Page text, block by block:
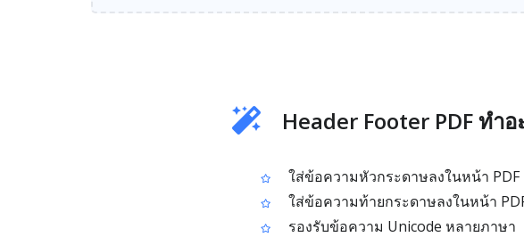
Header Footer PDF ทำอ
ใส่ข้อความหัวกระดาษลงในหน้า PDF
ใส่ข้อความท้ายกระดาษลงในหน้า
รองรับข้อความ Unicode หลายภาษา